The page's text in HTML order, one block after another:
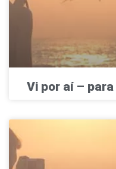
Vi por aí –